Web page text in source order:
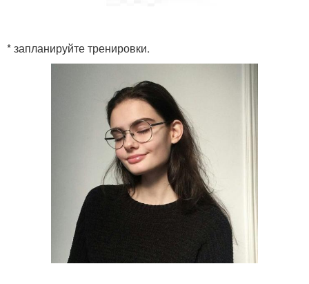
* запланируйте тренировки.